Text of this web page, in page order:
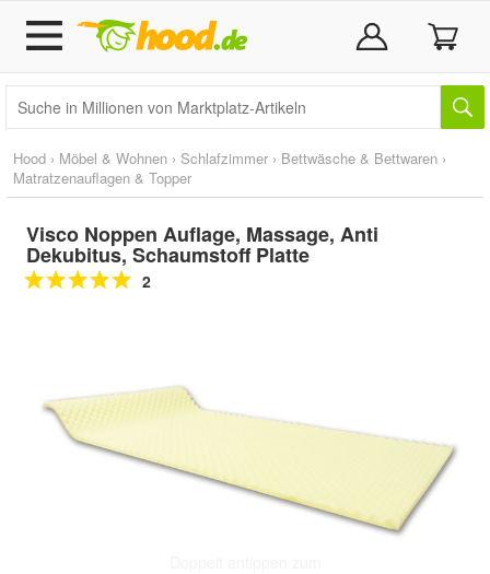
Hood › Möbel & Wohnen › Schlafzimmer › Bettwäsche & Bettwaren ›
Matratzenauflagen & Topper
Visco Noppen Auflage, Massage, Anti
Dekubitus, Schaumstoff Platte
2